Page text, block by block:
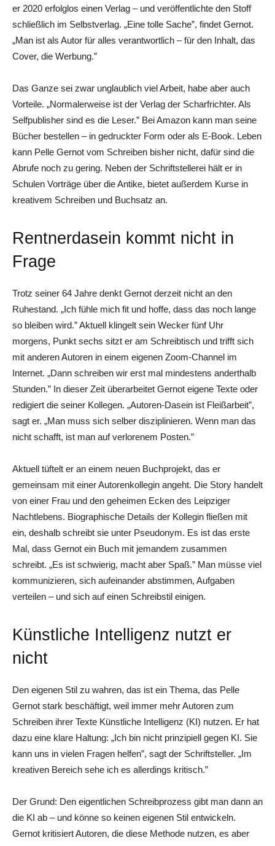
er 2020 erfolglos einen Verlag – und veröffentlichte den Stoff
schließlich im Selbstverlag. „Eine tolle Sache”, findet Gernot.
„Man ist als Autor für alles verantwortlich – für den Inhalt, das
Cover, die Werbung.”
Das Ganze sei zwar unglaublich viel Arbeit, habe aber auch
Vorteile. „Normalerweise ist der Verlag der Scharfrichter. Als
Selfpublisher sind es die Leser.” Bei Amazon kann man seine
Bücher bestellen – in gedruckter Form oder als E-Book. Leben
kann Pelle Gernot vom Schreiben bisher nicht, dafür sind die
Abrufe noch zu gering. Neben der Schriftstellerei hält er in
Schulen Vorträge über die Antike, bietet außerdem Kurse in
kreativem Schreiben und Buchsatz an.
Rentnerdasein kommt nicht in
Frage
Trotz seiner 64 Jahre denkt Gernot derzeit nicht an den
Ruhestand. „Ich fühle mich fit und hoffe, dass das noch lange
so bleiben wird.” Aktuell klingelt sein Wecker fünf Uhr
morgens, Punkt sechs sitzt er am Schreibtisch und trifft sich
mit anderen Autoren in einem eigenen Zoom-Channel im
Internet. „Dann schreiben wir erst mal mindestens anderthalb
Stunden.” In dieser Zeit überarbeitet Gernot eigene Texte oder
redigiert die seiner Kollegen. „Autoren-Dasein ist Fleißarbeit”,
sagt er. „Man muss sich selber disziplinieren. Wenn man das
nicht schafft, ist man auf verlorenem Posten.”
Aktuell tüftelt er an einem neuen Buchprojekt, das er
gemeinsam mit einer Autorenkollegin angeht. Die Story handelt
von einer Frau und den geheimen Ecken des Leipziger
Nachtlebens. Biographische Details der Kollegin fließen mit
ein, deshalb schreibt sie unter Pseudonym. Es ist das erste
Mal, dass Gernot ein Buch mit jemandem zusammen
schreibt. „Es ist schwierig, macht aber Spaß.” Man müsse viel
kommunizieren, sich aufeinander abstimmen, Aufgaben
verteilen – und sich auf einen Schreibstil einigen.
Künstliche Intelligenz nutzt er
nicht
Den eigenen Stil zu wahren, das ist ein Thema, das Pelle
Gernot stark beschäftigt, weil immer mehr Autoren zum
Schreiben ihrer Texte Künstliche Intelligenz (KI) nutzen. Er hat
dazu eine klare Haltung: „Ich bin nicht prinzipiell gegen KI. Sie
kann uns in vielen Fragen helfen”, sagt der Schriftsteller. „Im
kreativen Bereich sehe ich es allerdings kritisch.”
Der Grund: Den eigentlichen Schreibprozess gibt man dann an
die KI ab – und könne so keinen eigenen Stil entwickeln.
Gernot kritisiert Autoren, die diese Methode nutzen, es aber